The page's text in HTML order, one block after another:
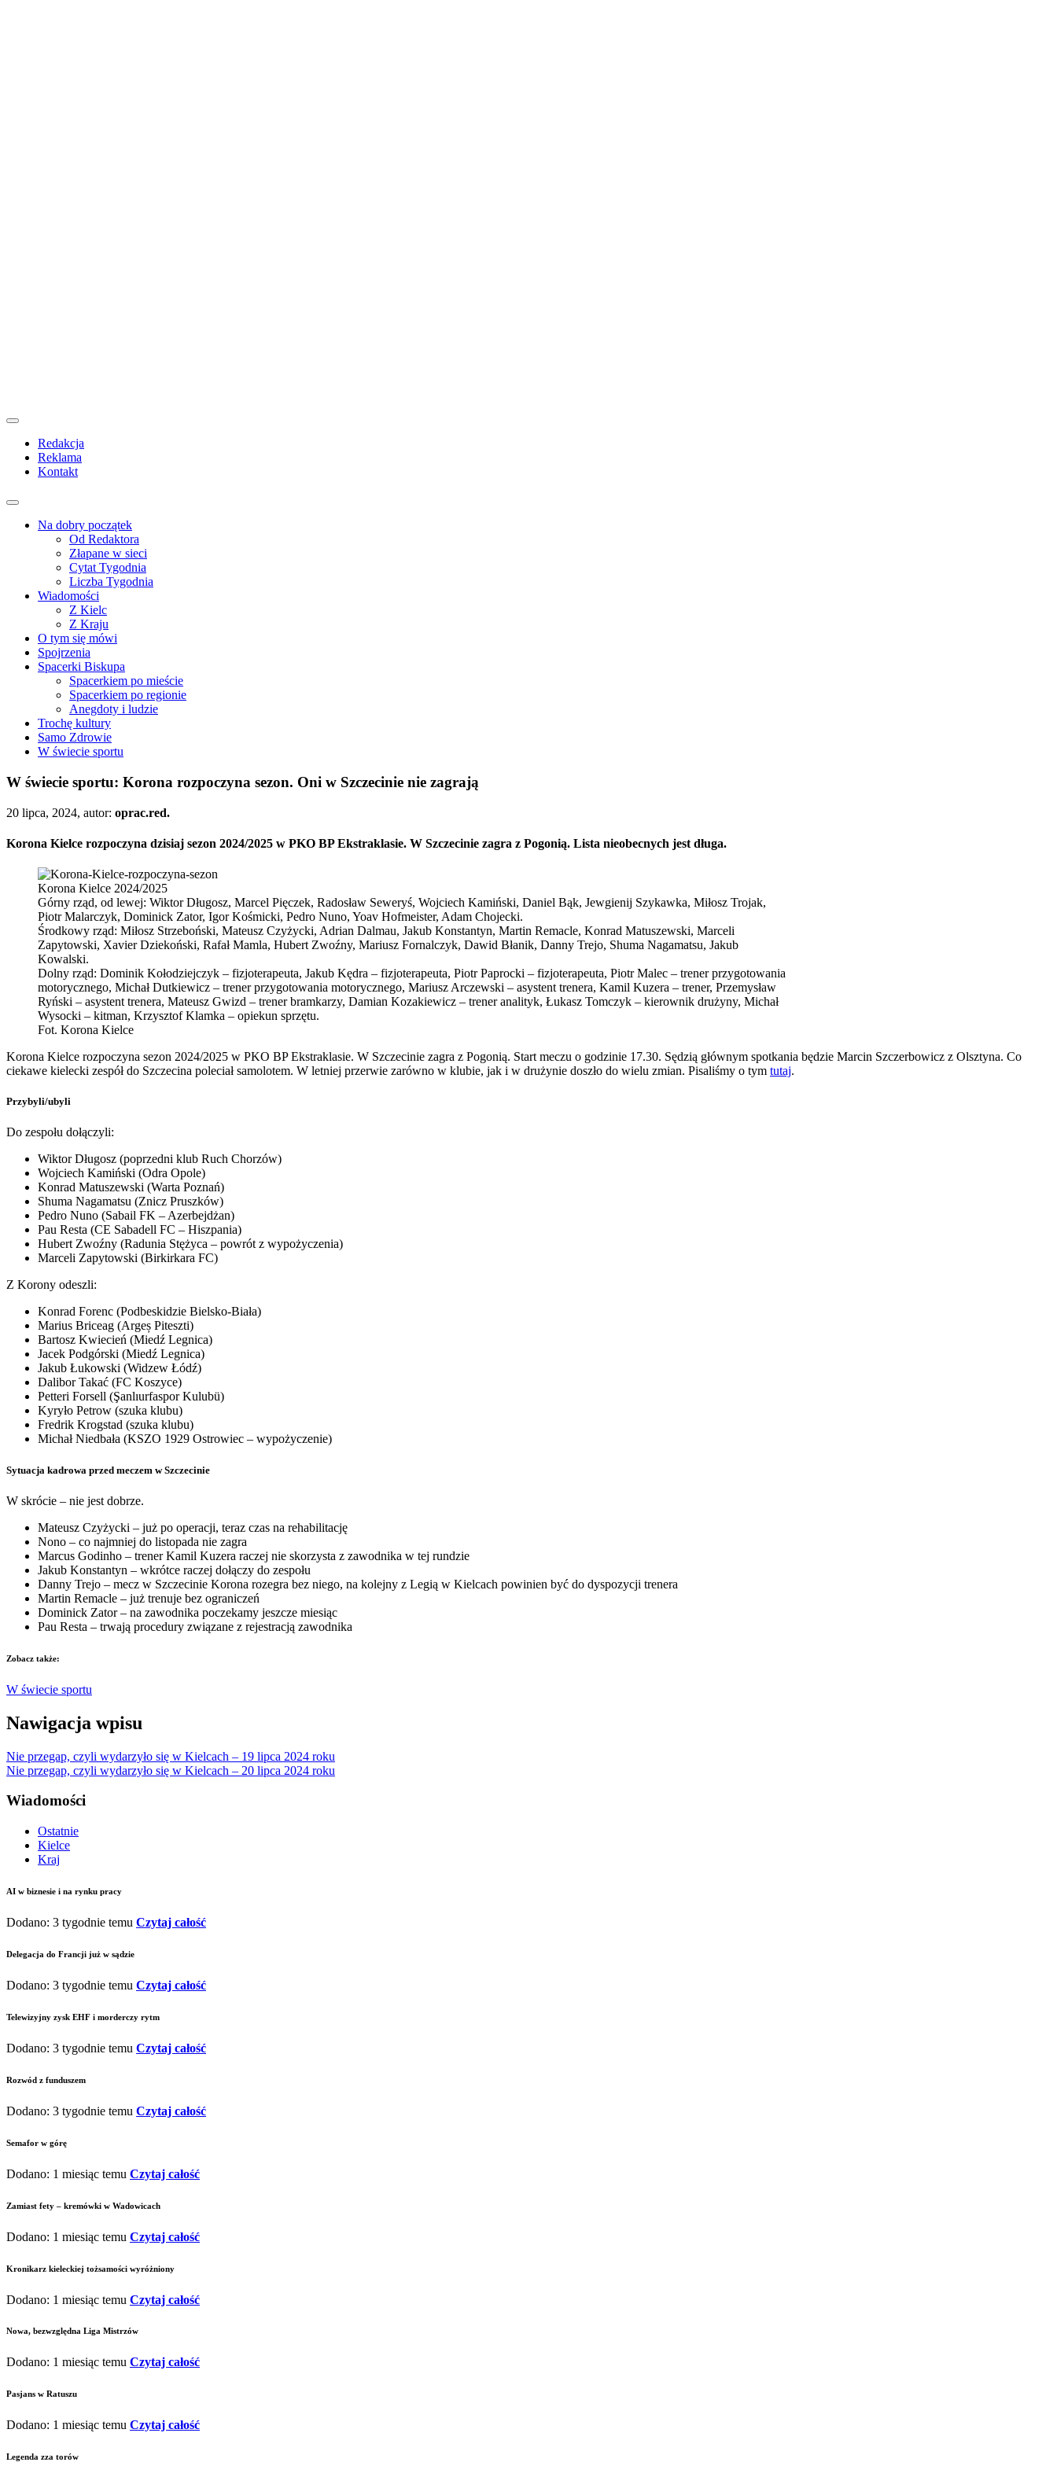
Redakcja
Reklama
Kontakt
Na dobry początek
Od Redaktora
Złapane w sieci
Cytat Tygodnia
Liczba Tygodnia
Wiadomości
Z Kielc
Z Kraju
O tym się mówi
Spojrzenia
Spacerki Biskupa
Spacerkiem po mieście
Spacerkiem po regionie
Anegdoty i ludzie
Trochę kultury
Samo Zdrowie
W świecie sportu
W świecie sportu: Korona rozpoczyna sezon. Oni w Szczecinie nie zagrają
20 lipca, 2024, autor: oprac.red.
Korona Kielce rozpoczyna dzisiaj sezon 2024/2025 w PKO BP Ekstraklasie. W Szczecinie zagra z Pogonią. Lista nieobecnych jest długa.
Korona Kielce 2024/2025
Górny rząd, od lewej: Wiktor Długosz, Marcel Pięczek, Radosław Seweryś, Wojciech Kamiński, Daniel Bąk, Jewgienij Szykawka, Miłosz Trojak,
Piotr Malarczyk, Dominick Zator, Igor Kośmicki, Pedro Nuno, Yoav Hofmeister, Adam Chojecki.
Środkowy rząd: Miłosz Strzeboński, Mateusz Czyżycki, Adrian Dalmau, Jakub Konstantyn, Martin Remacle, Konrad Matuszewski, Marceli
Zapytowski, Xavier Dziekoński, Rafał Mamla, Hubert Zwoźny, Mariusz Fornalczyk, Dawid Błanik, Danny Trejo, Shuma Nagamatsu, Jakub
Kowalski.
Dolny rząd: Dominik Kołodziejczyk – fizjoterapeuta, Jakub Kędra – fizjoterapeuta, Piotr Paprocki – fizjoterapeuta, Piotr Malec – trener przygotowania
motorycznego, Michał Dutkiewicz – trener przygotowania motorycznego, Mariusz Arczewski – asystent trenera, Kamil Kuzera – trener, Przemysław
Ryński – asystent trenera, Mateusz Gwizd – trener bramkarzy, Damian Kozakiewicz – trener analityk, Łukasz Tomczyk – kierownik drużyny, Michał
Wysocki – kitman, Krzysztof Klamka – opiekun sprzętu.
Fot. Korona Kielce
Korona Kielce rozpoczyna sezon 2024/2025 w PKO BP Ekstraklasie. W Szczecinie zagra z Pogonią. Start meczu o godzinie 17.30. Sędzią głównym spotkania będzie Marcin Szczerbowicz z Olsztyna. Co
ciekawe kielecki zespół do Szczecina poleciał samolotem. W letniej przerwie zarówno w klubie, jak i w drużynie doszło do wielu zmian. Pisaliśmy o tym tutaj.
Przybyli/ubyli
Do zespołu dołączyli:
Wiktor Długosz (poprzedni klub Ruch Chorzów)
Wojciech Kamiński (Odra Opole)
Konrad Matuszewski (Warta Poznań)
Shuma Nagamatsu (Znicz Pruszków)
Pedro Nuno (Sabail FK – Azerbejdżan)
Pau Resta (CE Sabadell FC – Hiszpania)
Hubert Zwoźny (Radunia Stężyca – powrót z wypożyczenia)
Marceli Zapytowski (Birkirkara FC)
Z Korony odeszli:
Konrad Forenc (Podbeskidzie Bielsko-Biała)
Marius Briceag (Argeș Piteszti)
Bartosz Kwiecień (Miedź Legnica)
Jacek Podgórski (Miedź Legnica)
Jakub Łukowski (Widzew Łódź)
Dalibor Takać (FC Koszyce)
Petteri Forsell (Şanlıurfaspor Kulubü)
Kyryło Petrow (szuka klubu)
Fredrik Krogstad (szuka klubu)
Michał Niedbała (KSZO 1929 Ostrowiec – wypożyczenie)
Sytuacja kadrowa przed meczem w Szczecinie
W skrócie – nie jest dobrze.
Mateusz Czyżycki – już po operacji, teraz czas na rehabilitację
Nono – co najmniej do listopada nie zagra
Marcus Godinho – trener Kamil Kuzera raczej nie skorzysta z zawodnika w tej rundzie
Jakub Konstantyn – wkrótce raczej dołączy do zespołu
Danny Trejo – mecz w Szczecinie Korona rozegra bez niego, na kolejny z Legią w Kielcach powinien być do dyspozycji trenera
Martin Remacle – już trenuje bez ograniczeń
Dominick Zator – na zawodnika poczekamy jeszcze miesiąc
Pau Resta – trwają procedury związane z rejestracją zawodnika
Zobacz także:
W świecie sportu
Nawigacja wpisu
Nie przegap, czyli wydarzyło się w Kielcach – 19 lipca 2024 roku
Nie przegap, czyli wydarzyło się w Kielcach – 20 lipca 2024 roku
Wiadomości
Ostatnie
Kielce
Kraj
AI w biznesie i na rynku pracy
Dodano: 3 tygodnie temu Czytaj całość
Delegacja do Francji już w sądzie
Dodano: 3 tygodnie temu Czytaj całość
Telewizyjny zysk EHF i morderczy rytm
Dodano: 3 tygodnie temu Czytaj całość
Rozwód z funduszem
Dodano: 3 tygodnie temu Czytaj całość
Semafor w górę
Dodano: 1 miesiąc temu Czytaj całość
Zamiast fety – kremówki w Wadowicach
Dodano: 1 miesiąc temu Czytaj całość
Kronikarz kieleckiej tożsamości wyróżniony
Dodano: 1 miesiąc temu Czytaj całość
Nowa, bezwzględna Liga Mistrzów
Dodano: 1 miesiąc temu Czytaj całość
Pasjans w Ratuszu
Dodano: 1 miesiąc temu Czytaj całość
Legenda zza torów